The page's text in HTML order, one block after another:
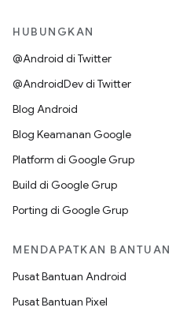
HUBUNGKAN
@Android di Twitter
@AndroidDev di Twitter
Blog Android
Blog Keamanan Google
Platform di Google Grup
Build di Google Grup
Porting di Google Grup
MENDAPATKAN BANTUAN
Pusat Bantuan Android
Pusat Bantuan Pixel